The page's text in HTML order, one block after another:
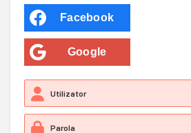
Facebook
Google